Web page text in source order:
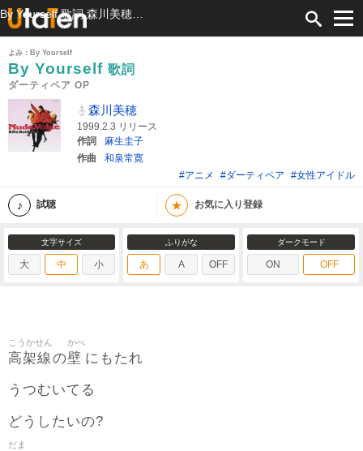
よみ：By Yourself
By Yourself 歌詞
ダーティペア OP
森川美穂
1999.2.3 リリース
作詞
麻生圭子
作曲
和泉常寛
#アニメ
#ダーティペア #女性アイドル
試聴 ★ お気に入り登録
文字サイズ
大 中 小
ふりがな
あ A OFF
ダークモード
ON OFF
高架線
こうかせん
の壁
かべ
にもたれ
うつむいてる
どうしたいの?
だま